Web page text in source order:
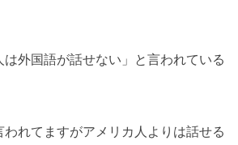
外国語が話せない」と言われている
れてますがアメリカ人よりは話せる